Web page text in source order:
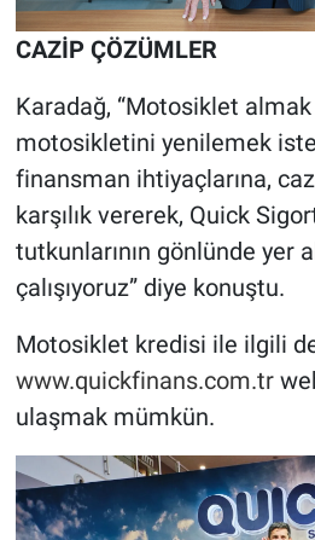
CAZİP ÇÖZÜMLER
Karadağ, “Motosiklet
motosikletini yenilemek
finansman ihtiyaçlarına,
karşılık vererek, Quick
tutkunlarının gönlünde yer
çalışıyoruz” diye konuştu.
Motosiklet kredisi ile ilgili
www.quickfinans.com.tr
ulaşmak mümkün.